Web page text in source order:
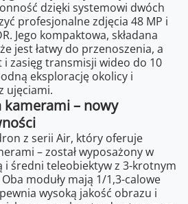
dzięki systemowi dwóch
profesjonalne zdjęcia 48 MP i
Jego kompaktowa, składana
jest łatwy do przenoszenia, a
zasięg transmisji wideo do 10
eksplorację okolicy i
ujęciami.
kamerami – nowy
z serii Air, który oferuje
– został wyposażony w
i średni teleobiektyw z 3-krotnym
moduły mają 1/1,3-calowe
wysoką jakość obrazu i